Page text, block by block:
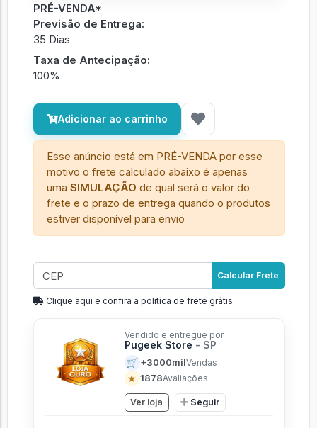
PRÉ-VENDA*
Previsão de Entrega:
35 Dias
Taxa de Antecipação:
100%
Adicionar ao carrinho
Esse anúncio está em PRÉ-VENDA por esse
motivo o frete calculado abaixo é apenas
umaSIMULAÇÃO de qual será o valor do
frete e o prazo de entrega quando o produtos
estiver disponível para envio
Calcular Frete
Clique aqui e confira a politíca de frete grátis
Vendido e entregue por
Pugeek Store - SP
🛒 +3000milVendas
★ 1878Avaliações
Ver loja Seguir